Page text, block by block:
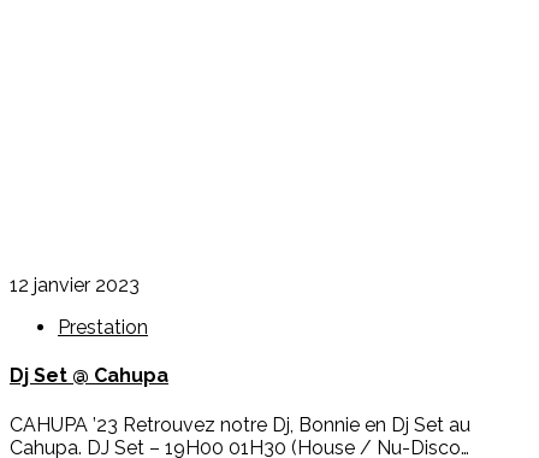
12 janvier 2023
Prestation
Dj Set @ Cahupa
CAHUPA ’23 Retrouvez notre Dj, Bonnie en Dj Set au
Cahupa. DJ Set – 19H00 01H30 (House / Nu-Disco…